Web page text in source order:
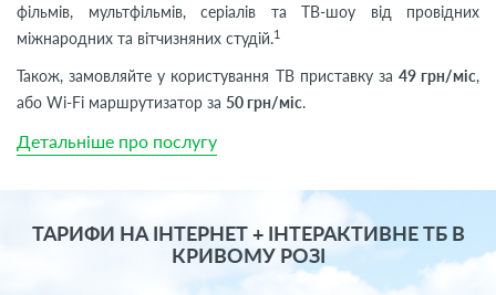
фільмів, мультфільмів, серіалів та ТВ-шоу від провідних
міжнародних та вітчизняних студій.1
Також, замовляйте у користування ТВ приставку за 49 грн/міс,
або Wi-Fi маршрутизатор за 50 грн/міс.
Детальніше про послугу
ТАРИФИ НА ІНТЕРНЕТ + ІНТЕРАКТИВНЕ ТБ В
КРИВОМУ РОЗІ